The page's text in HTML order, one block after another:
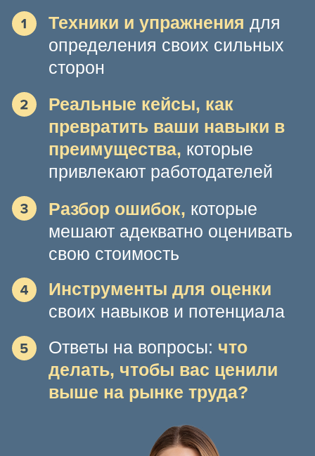
Как правильно выявить и
оформить достижения,чтобы
они работали на вас
Исправление ошибок,
которых ваши успехи остаются
незамеченными
Примеры выигрышной
подачи достижений
Какие достижения повышают
шансына лучший оффер
ЗАПИСЬ БЕСПЛАТНО
Вы сможетенайти свои
достижения и усилить
резюме,повышая количество
собеседований